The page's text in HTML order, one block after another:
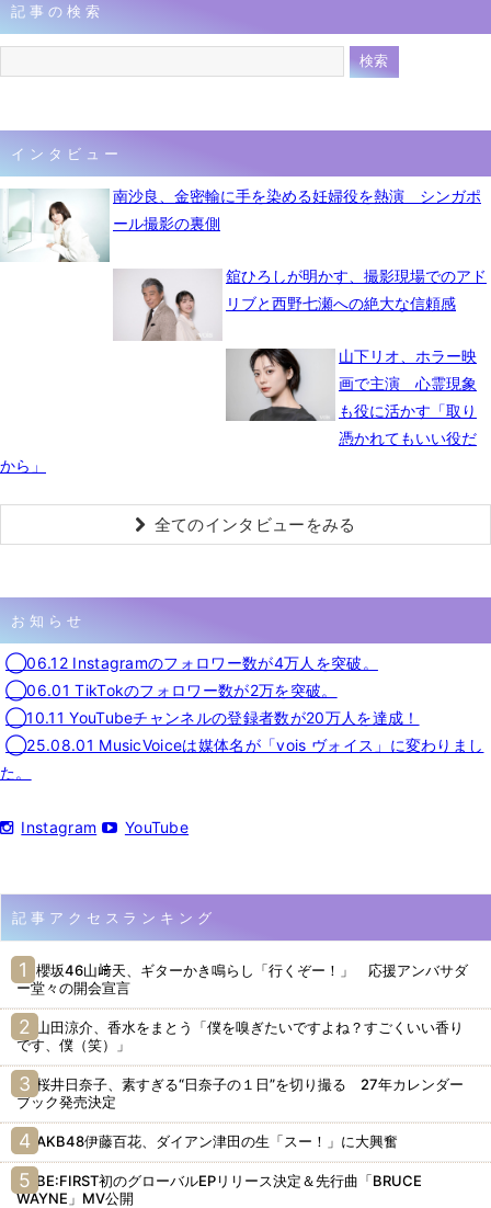
記事の検索
インタビュー
南沙良、金密輸に手を染める妊婦役を熱演 シンガポ
ール撮影の裏側
舘ひろしが明かす、撮影現場でのアド
リブと西野七瀬への絶大な信頼感
山下リオ、ホラー映
画で主演 心霊現象
も役に活かす「取り
憑かれてもいい役だ
から」
全てのインタビューをみる
お知らせ
◯06.12 Instagramのフォロワー数が4万人を突破。
◯06.01 TikTokのフォロワー数が2万を突破。
◯10.11 YouTubeチャンネルの登録者数が20万人を達成！
◯25.08.01 MusicVoiceは媒体名が「vois ヴォイス」に変わりまし
た。
Instagram YouTube
記事アクセスランキング
櫻坂46山﨑天、ギターかき鳴らし「行くぞー！」 応援アンバサダ
ー堂々の開会宣言
山田涼介、香水をまとう「僕を嗅ぎたいですよね？すごくいい香り
です、僕（笑）」
桜井日奈子、素すぎる“日奈子の１日”を切り撮る 27年カレンダー
ブック発売決定
AKB48伊藤百花、ダイアン津田の生「スー！」に大興奮
BE:FIRST初のグローバルEPリリース決定＆先行曲「BRUCE
WAYNE」MV公開